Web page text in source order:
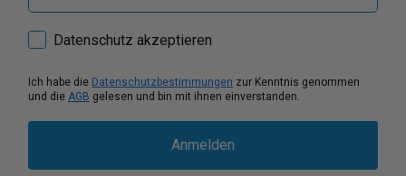
How would you like to hear from us?
Datenschutz akzeptieren
Ich habe die Datenschutzbestimmungen zur Kenntnis genommen
und die AGB gelesen und bin mit ihnen einverstanden.
Anmelden